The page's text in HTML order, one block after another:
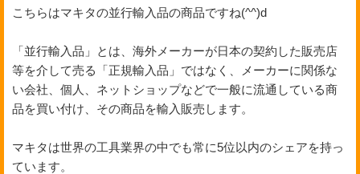
こちらはマキタの並行輸入品の商品ですね(^^)d
「並行輸入品」とは、海外メーカーが日本の契約した販売店
等を介して売る「正規輸入品」ではなく、メーカーに関係な
い会社、個人、ネットショップなどで一般に流通している商
品を買い付け、その商品を輸入販売します。
マキタは世界の工具業界の中でも常に5位以内のシェアを持っ
ています。